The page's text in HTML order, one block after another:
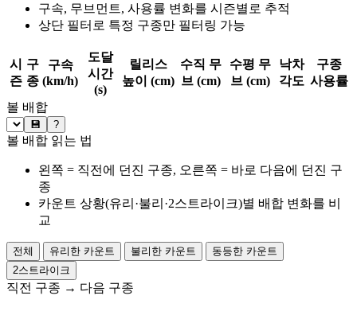
구속, 무브먼트, 사용률 변화를 시즌별로 추적
상단 필터로 특정 구종만 필터링 가능
시
즌
구
종
구속
(km/h)
도달
시간
(s)
릴리스
높이 (cm)
수직 무
브 (cm)
수평 무
브 (cm)
낙차
각도
구종
사용률
볼 배합
💾 ?
볼 배합 읽는 법
왼쪽 = 직전에 던진 구종, 오른쪽 = 바로 다음에 던진 구
종
카운트 상황(유리·불리·2스트라이크)별 배합 변화를 비
교
전체 유리한 카운트 불리한 카운트
동등한 카운트
2스트라이크
직전 구종 → 다음 구종